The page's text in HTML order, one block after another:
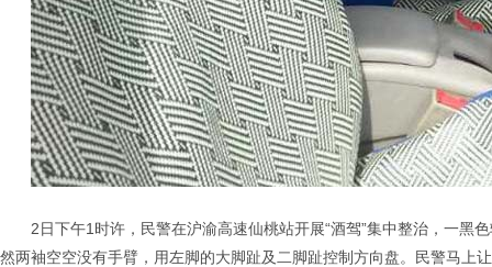
2日下午1时许，民警在沪渝高速仙桃站开展“酒驾”集中整治，一黑
然两袖空空没有手臂，用左脚的大脚趾及二脚趾控制方向盘。民警马上